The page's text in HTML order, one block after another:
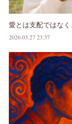
愛とは支配ではな
2026.03.27 23:37